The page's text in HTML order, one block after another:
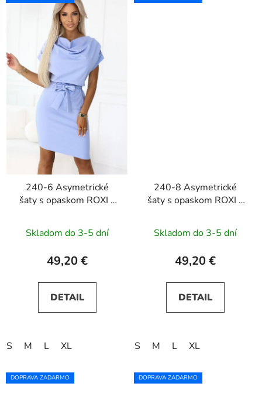
240-6 Asymetrické
šaty s opaskom ROXI -
Skladom do 3-5 dní
49,20 €
DETAIL
S M L XL
240-8 Asymetrické
šaty s opaskom ROXI -
Skladom do 3-5 dní
49,20 €
DETAIL
S M L XL
DOPRAVA ZADARMO DOPRAVA ZADARMO